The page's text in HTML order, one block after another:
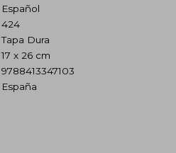
Español
424
Tapa Dura
17 x 26 cm
9788413347103
España